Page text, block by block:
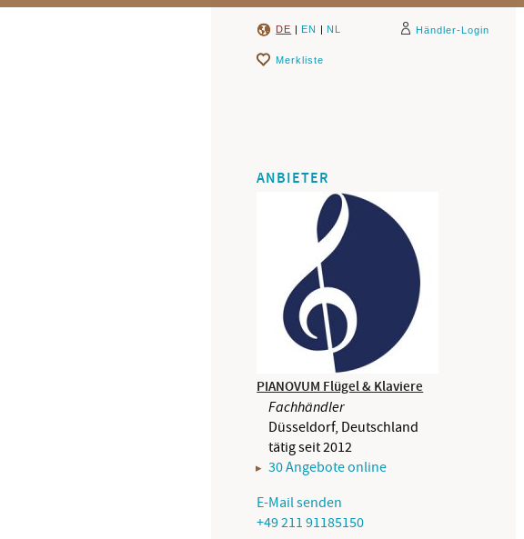
DE | EN | NL Händler-Login
Merkliste
ANBIETER
PIANOVUM Flügel & Klaviere
Fachhändler
Düsseldorf, Deutschland
tätig seit 2012
30 Angebote online
E-Mail senden
+49 211 91185150